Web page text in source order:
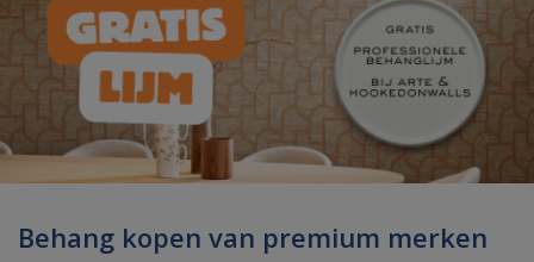
Behang kopen van premium merken